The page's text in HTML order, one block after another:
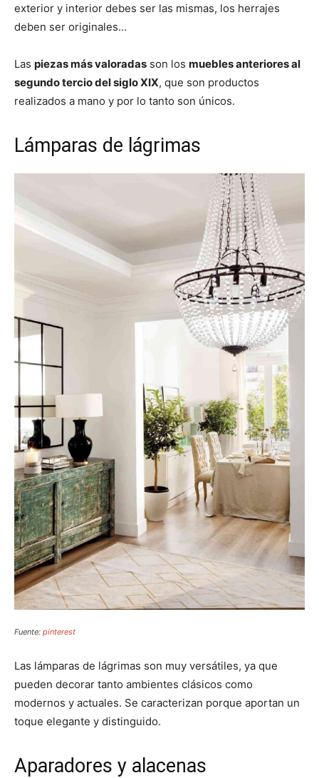
exterior y interior debes ser las mismas, los herrajes
deben ser originales…
Las piezas más valoradas son los muebles anteriores al
segundo tercio del siglo XIX, que son productos
realizados a mano y por lo tanto son únicos.
Lámparas de lágrimas
Fuente: pinterest
Las lámparas de lágrimas son muy versátiles, ya que
pueden decorar tanto ambientes clásicos como
modernos y actuales. Se caracterizan porque aportan un
toque elegante y distinguido.
Aparadores y alacenas